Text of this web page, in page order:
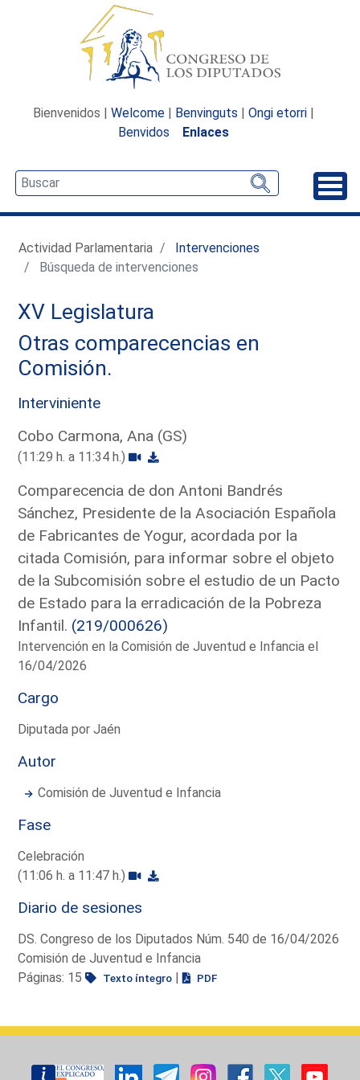
Bienvenidos | Welcome | Benvinguts | Ongi etorri |
Benvidos
Enlaces
Actividad Parlamentaria
Intervenciones
Búsqueda de intervenciones
XV Legislatura
Otras comparecencias en
Comisión.
Interviniente
Cobo Carmona, Ana (GS)
(11:29 h. a 11:34 h.)
Comparecencia de don Antoni Bandrés
Sánchez, Presidente de la Asociación Española
de Fabricantes de Yogur, acordada por la
citada Comisión, para informar sobre el objeto
de la Subcomisión sobre el estudio de un Pacto
de Estado para la erradicación de la Pobreza
Infantil. (219/000626)
Intervención en la Comisión de Juventud e Infancia el
16/04/2026
Cargo
Diputada por Jaén
Autor
Comisión de Juventud e Infancia
Fase
Celebración
(11:06 h. a 11:47 h.)
Diario de sesiones
DS. Congreso de los Diputados Núm. 540 de 16/04/2026
Comisión de Juventud e Infancia
Páginas: 15
Texto íntegro | PDF